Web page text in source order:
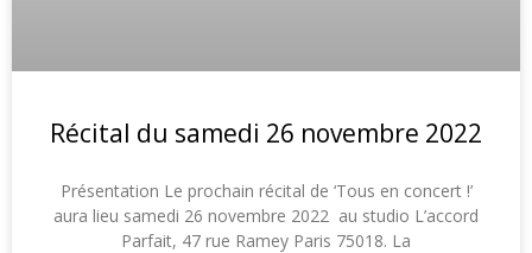
Récital du samedi 26 novembre 2022
Présentation Le prochain récital de ‘Tous en concert !’
aura lieu samedi 26 novembre 2022 au studio L’accord
Parfait, 47 rue Ramey Paris 75018. La